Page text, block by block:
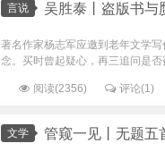
言说 吴胜泰丨盗版书与
著名作家杨志军应邀到老年文学
念。买时曾起疑心，再三追问是
阅读(2356) 评论(1)
文学 管窥一见丨无题五